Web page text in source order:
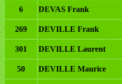
6
DEVAS Frank
269 DEVILLE Frank
301 DEVILLE Laurent
50 DEVILLE Maurice